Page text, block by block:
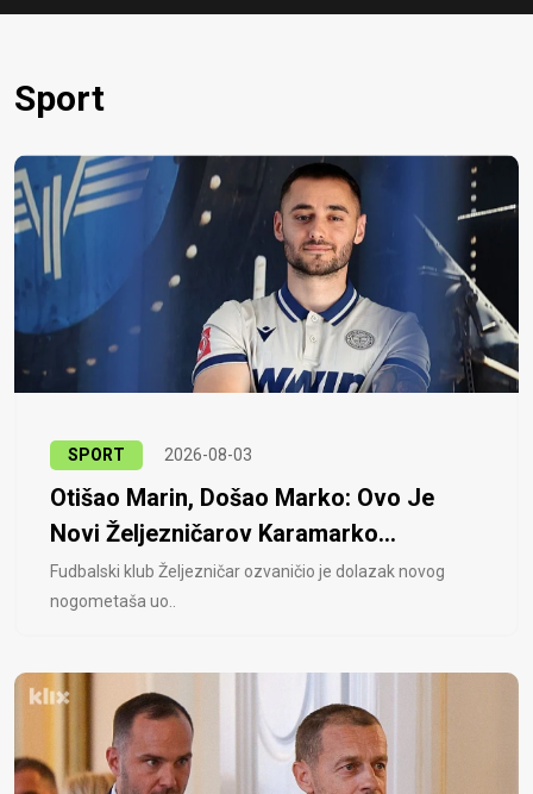
Sport
SPORT 2026-08-03
Otišao Marin, Došao Marko: Ovo Je
Novi Željezničarov Karamarko...
Fudbalski klub Željezničar ozvaničio je dolazak novog
nogometaša uo..